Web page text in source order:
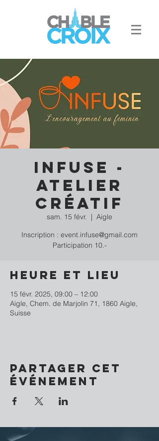
INFUSE -
Atelier
créatif
sam. 15 févr.
  |
Aigle
Inscription : event.infuse@gmail.com
Participation 10.-
Heure et lieu
15 févr. 2025, 09:00 – 12:00
Aigle, Chem. de Marjolin 71, 1860 Aigle,
Suisse
Partager cet
événement